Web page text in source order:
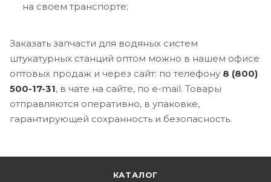
на своем транспорте;
Заказать запчасти для водяных систем
штукатурных станций оптом можно в нашем офисе
оптовых продаж и через сайт: по телефону 8 (800)
500-17-31, в чате на сайте, по e-mail. Товары
отправляются оперативно, в упаковке,
гарантирующей сохранность и безопасность.
КАТАЛОГ